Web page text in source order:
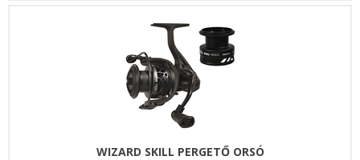
WIZARD SKILL PERGETŐ ORSÓ